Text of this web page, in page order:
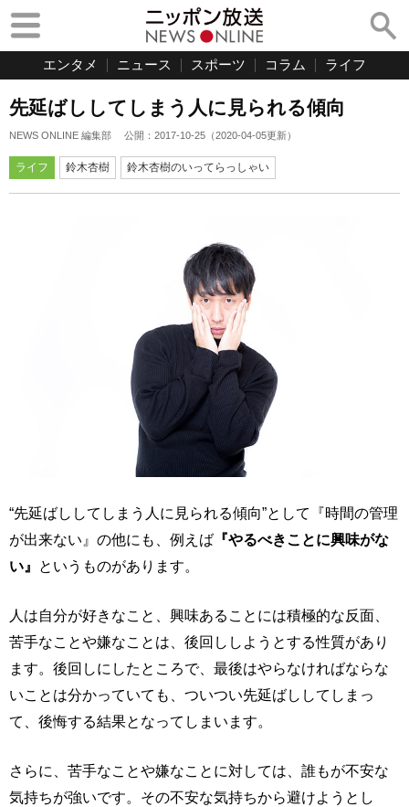
エンタメ ニュース スポーツ コラム ライフ
先延ばししてしまう人に見られる傾向
NEWS ONLINE 編集部 公開： 2017-10-25 （2020-04-05更新）
ライフ 鈴木杏樹 鈴木杏樹のいってらっしゃい
“先延ばししてしまう人に見られる傾向”として『時間の管理
が出来ない』の他にも、例えば 『やるべきことに興味がな
い』
というものがあります。
人は自分が好きなこと、興味あることには積極的な反面、
苦手なことや嫌なことは、後回ししようとする性質があり
ます。後回しにしたところで、最後はやらなければならな
いことは分かっていても、ついつい先延ばししてしまっ
て、後悔する結果となってしまいます。
さらに、苦手なことや嫌なことに対しては、誰もが不安な
気持ちが強いです。その不安な気持ちから避けようとし